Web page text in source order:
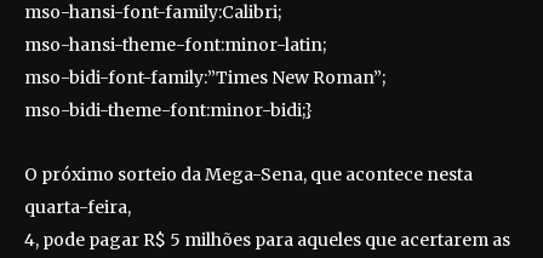
mso-hansi-font-family:Calibri;
mso-hansi-theme-font:minor-latin;
mso-bidi-font-family:”Times New Roman”;
mso-bidi-theme-font:minor-bidi;}
O próximo sorteio da Mega-Sena, que acontece nesta
quarta-feira,
4, pode pagar R$ 5 milhões para aqueles que acertarem as